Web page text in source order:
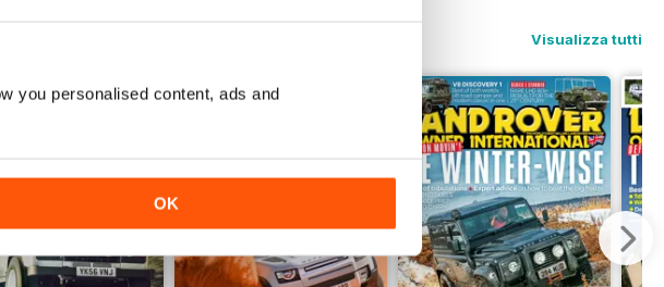
you personalised content, ads and
OK
Visualizza tutti